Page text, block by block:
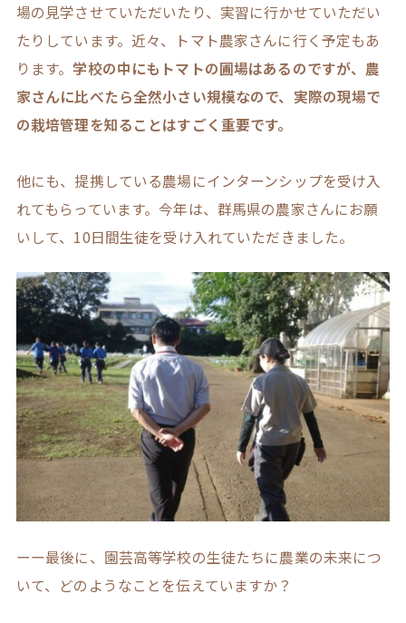
場の見学させていただいたり、実習に行かせていただい
たりしています。近々、トマト農家さんに行く予定もあ
ります。学校の中にもトマトの圃場はあるのですが、農
家さんに比べたら全然小さい規模なので、実際の現場で
の栽培管理を知ることはすごく重要です。
他にも、提携している農場にインターンシップを受け入
れてもらっています。今年は、群馬県の農家さんにお願
いして、10日間生徒を受け入れていただきました。
ーー最後に、園芸高等学校の生徒たちに農業の未来につ
いて、どのようなことを伝えていますか？